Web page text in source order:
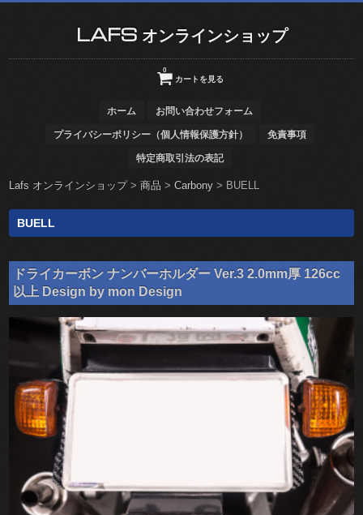
LAFS オンラインショップ
カートを見る
0
ホーム お問い合わせフォーム
プライバシーポリシー（個人情報保護方針） 免責事項
特定商取引法の表記
Lafs オンラインショップ>商品 >Carbony > BUELL
BUELL
ドライカーボン ナンバーホルダー Ver.3 2.0mm厚 126cc
以上 Design by mon Design